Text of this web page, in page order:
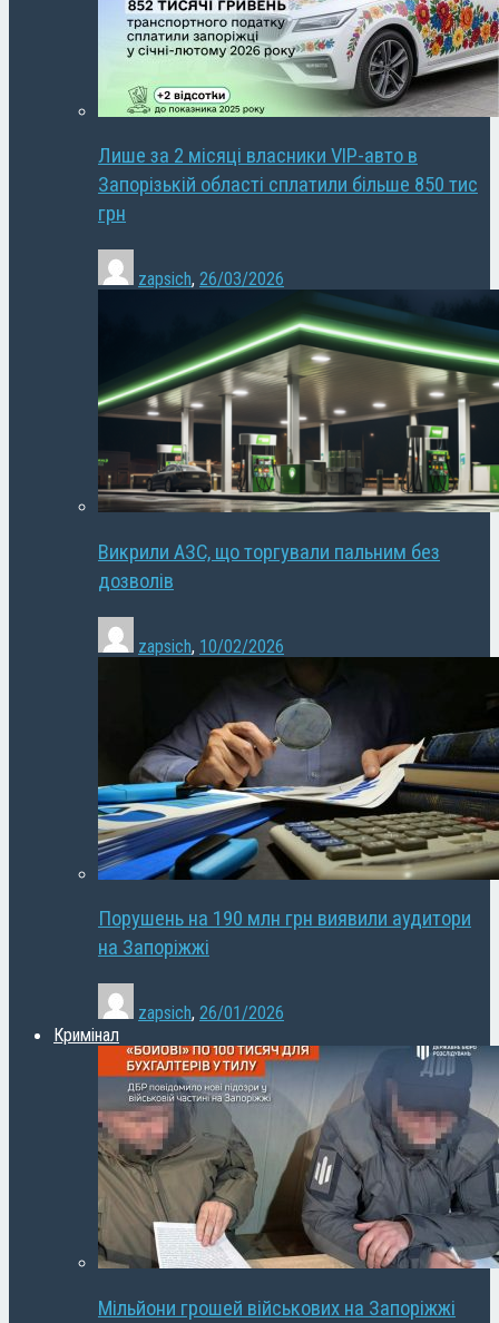
Лише за 2 місяці власники VIP-авто в
Запорізькій області сплатили більше 850 тис
грн
zapsich, 26/03/2026
Викрили АЗС, що торгували пальним без
дозволів
zapsich, 10/02/2026
Порушень на 190 млн грн виявили аудитори
на Запоріжжі
zapsich, 26/01/2026
Кримінал
Мільйони грошей військових на Запоріжжі